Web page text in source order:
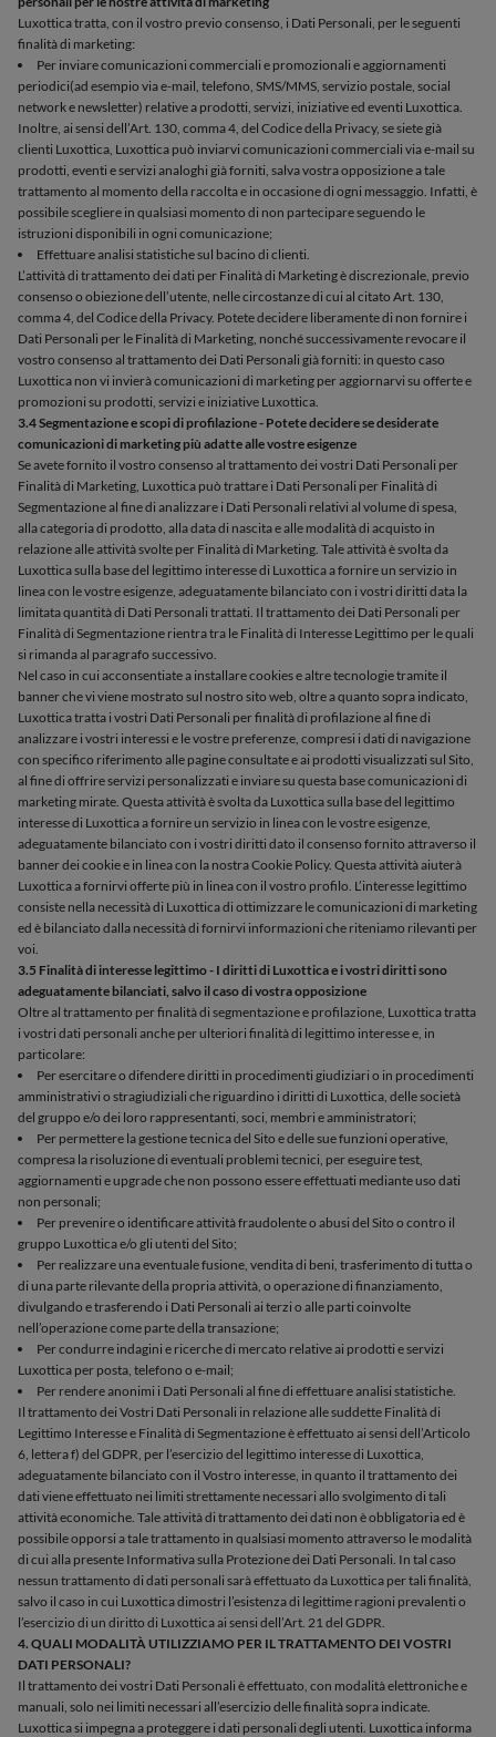
Luxottica tratta, con il vostro previo consenso, i Dati Personali, per le seguenti
finalità di marketing:
Per inviare comunicazioni commerciali e promozionali e aggiornamenti
periodici(ad esempio via e-mail, telefono, SMS/MMS, servizio postale, social
network e newsletter) relative a prodotti, servizi, iniziative ed eventi Luxottica.
Inoltre, ai sensi dell’Art. 130, comma 4, del Codice della Privacy, se siete già
clienti Luxottica, Luxottica può inviarvi comunicazioni commerciali via e-mail su
prodotti, eventi e servizi analoghi già forniti, salva vostra opposizione a tale
trattamento al momento della raccolta e in occasione di ogni messaggio. Infatti, è
possibile scegliere in qualsiasi momento di non partecipare seguendo le
istruzioni disponibili in ogni comunicazione;
Effettuare analisi statistiche sul bacino di clienti.
L’attività di trattamento dei dati per Finalità di Marketing è discrezionale, previo
consenso o obiezione dell’utente, nelle circostanze di cui al citato Art. 130,
comma 4, del Codice della Privacy. Potete decidere liberamente di non fornire i
Dati Personali per le Finalità di Marketing, nonché successivamente revocare il
vostro consenso al trattamento dei Dati Personali già forniti: in questo caso
Luxottica non vi invierà comunicazioni di marketing per aggiornarvi su offerte e
promozioni su prodotti, servizi e iniziative Luxottica.
3.4 Segmentazione e scopi di profilazione - Potete decidere se desiderate
comunicazioni di marketing più adatte alle vostre esigenze
Se avete fornito il vostro consenso al trattamento dei vostri Dati Personali per
Finalità di Marketing, Luxottica può trattare i Dati Personali per Finalità di
Segmentazione al fine di analizzare i Dati Personali relativi al volume di spesa,
alla categoria di prodotto, alla data di nascita e alle modalità di acquisto in
relazione alle attività svolte per Finalità di Marketing. Tale attività è svolta da
Luxottica sulla base del legittimo interesse di Luxottica a fornire un servizio in
linea con le vostre esigenze, adeguatamente bilanciato con i vostri diritti data la
limitata quantità di Dati Personali trattati. Il trattamento dei Dati Personali per
Finalità di Segmentazione rientra tra le Finalità di Interesse Legittimo per le quali
si rimanda al paragrafo successivo.
Nel caso in cui acconsentiate a installare cookies e altre tecnologie tramite il
banner che vi viene mostrato sul nostro sito web, oltre a quanto sopra indicato,
Luxottica tratta i vostri Dati Personali per finalità di profilazione al fine di
analizzare i vostri interessi e le vostre preferenze, compresi i dati di navigazione
con specifico riferimento alle pagine consultate e ai prodotti visualizzati sul Sito,
al fine di offrire servizi personalizzati e inviare su questa base comunicazioni di
marketing mirate. Questa attività è svolta da Luxottica sulla base del legittimo
interesse di Luxottica a fornire un servizio in linea con le vostre esigenze,
adeguatamente bilanciato con i vostri diritti dato il consenso fornito attraverso il
banner dei cookie e in linea con la nostra Cookie Policy. Questa attività aiuterà
Luxottica a fornirvi offerte più in linea con il vostro profilo. L’interesse legittimo
consiste nella necessità di Luxottica di ottimizzare le comunicazioni di marketing
ed è bilanciato dalla necessità di fornirvi informazioni che riteniamo rilevanti per
voi.
3.5 Finalità di interesse legittimo - I diritti di Luxottica e i vostri diritti sono
adeguatamente bilanciati, salvo il caso di vostra opposizione
Oltre al trattamento per finalità di segmentazione e profilazione, Luxottica tratta
i vostri dati personali anche per ulteriori finalità di legittimo interesse e, in
particolare:
Per esercitare o difendere diritti in procedimenti giudiziari o in procedimenti
amministrativi o stragiudiziali che riguardino i diritti di Luxottica, delle società
del gruppo e/o dei loro rappresentanti, soci, membri e amministratori;
Per permettere la gestione tecnica del Sito e delle sue funzioni operative,
compresa la risoluzione di eventuali problemi tecnici, per eseguire test,
aggiornamenti e upgrade che non possono essere effettuati mediante uso dati
non personali;
Per prevenire o identificare attività fraudolente o abusi del Sito o contro il
gruppo Luxottica e/o gli utenti del Sito;
Per realizzare una eventuale fusione, vendita di beni, trasferimento di tutta o
di una parte rilevante della propria attività, o operazione di finanziamento,
divulgando e trasferendo i Dati Personali ai terzi o alle parti coinvolte
nell’operazione come parte della transazione;
Per condurre indagini e ricerche di mercato relative ai prodotti e servizi
Luxottica per posta, telefono o e-mail;
Per rendere anonimi i Dati Personali al fine di effettuare analisi statistiche.
Il trattamento dei Vostri Dati Personali in relazione alle suddette Finalità di
Legittimo Interesse e Finalità di Segmentazione è effettuato ai sensi dell’Articolo
6, lettera f) del GDPR, per l’esercizio del legittimo interesse di Luxottica,
adeguatamente bilanciato con il Vostro interesse, in quanto il trattamento dei
dati viene effettuato nei limiti strettamente necessari allo svolgimento di tali
attività economiche. Tale attività di trattamento dei dati non è obbligatoria ed è
possibile opporsi a tale trattamento in qualsiasi momento attraverso le modalità
di cui alla presente Informativa sulla Protezione dei Dati Personali. In tal caso
nessun trattamento di dati personali sarà effettuato da Luxottica per tali finalità,
salvo il caso in cui Luxottica dimostri l’esistenza di legittime ragioni prevalenti o
l’esercizio di un diritto di Luxottica ai sensi dell’Art. 21 del GDPR.
4. QUALI MODALITÀ UTILIZZIAMO PER IL TRATTAMENTO DEI VOSTRI
DATI PERSONALI?
Il trattamento dei vostri Dati Personali è effettuato, con modalità elettroniche e
manuali, solo nei limiti necessari all’esercizio delle finalità sopra indicate.
Luxottica si impegna a proteggere i dati personali degli utenti. Luxottica informa